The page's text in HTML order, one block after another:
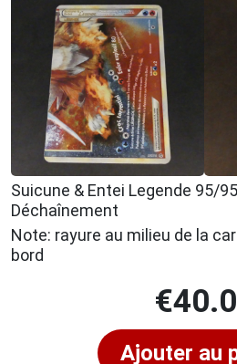
Suicune & Entei Legende 95/
Déchaînement
Note: rayure au milieu de la
bord
€
Ajouter au